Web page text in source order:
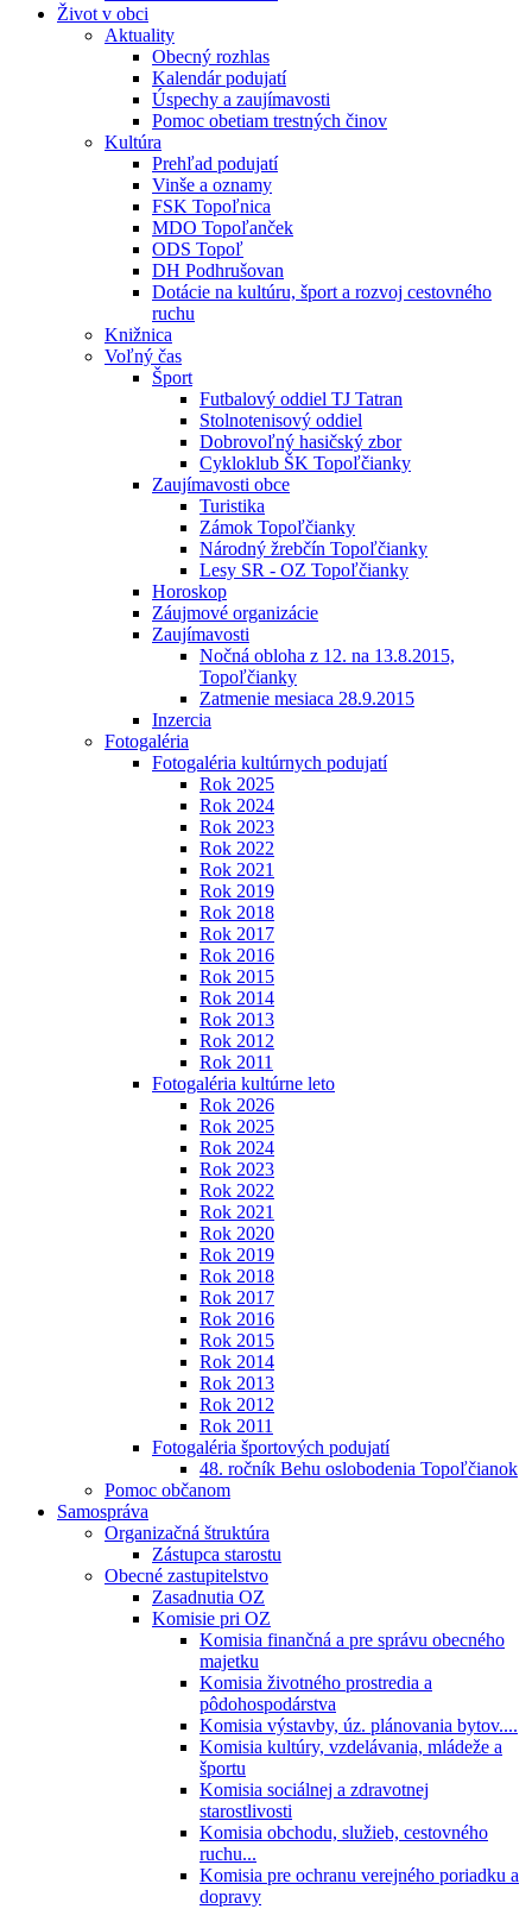
Život v obci
Aktuality
Obecný rozhlas
Kalendár podujatí
Úspechy a zaujímavosti
Pomoc obetiam trestných činov
Kultúra
Prehľad podujatí
Vinše a oznamy
FSK Topoľnica
MDO Topoľanček
ODS Topoľ
DH Podhrušovan
Dotácie na kultúru, šport a rozvoj cestovného
ruchu
Knižnica
Voľný čas
Šport
Futbalový oddiel TJ Tatran
Stolnotenisový oddiel
Dobrovoľný hasičský zbor
Cykloklub ŠK Topoľčianky
Zaujímavosti obce
Turistika
Zámok Topoľčianky
Národný žrebčín Topoľčianky
Lesy SR - OZ Topoľčianky
Horoskop
Záujmové organizácie
Zaujímavosti
Nočná obloha z 12. na 13.8.2015,
Topoľčianky
Zatmenie mesiaca 28.9.2015
Inzercia
Fotogaléria
Fotogaléria kultúrnych podujatí
Rok 2025
Rok 2024
Rok 2023
Rok 2022
Rok 2021
Rok 2019
Rok 2018
Rok 2017
Rok 2016
Rok 2015
Rok 2014
Rok 2013
Rok 2012
Rok 2011
Fotogaléria kultúrne leto
Rok 2026
Rok 2025
Rok 2024
Rok 2023
Rok 2022
Rok 2021
Rok 2020
Rok 2019
Rok 2018
Rok 2017
Rok 2016
Rok 2015
Rok 2014
Rok 2013
Rok 2012
Rok 2011
Fotogaléria športových podujatí
48. ročník Behu oslobodenia Topoľčianok
Pomoc občanom
Samospráva
Organizačná štruktúra
Zástupca starostu
Obecné zastupitelstvo
Zasadnutia OZ
Komisie pri OZ
Komisia finančná a pre správu obecného
majetku
Komisia životného prostredia a
pôdohospodárstva
Komisia výstavby, úz. plánovania bytov....
Komisia kultúry, vzdelávania, mládeže a
športu
Komisia sociálnej a zdravotnej
starostlivosti
Komisia obchodu, služieb, cestovného
ruchu...
Komisia pre ochranu verejného poriadku a
dopravy